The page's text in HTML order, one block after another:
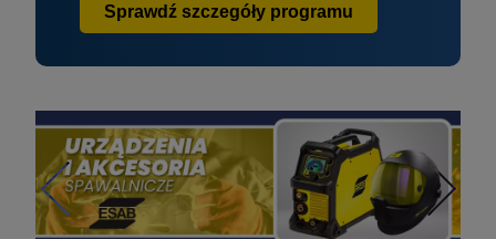
Sprawdź szczegóły programu